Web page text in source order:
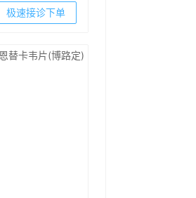
极速接诊下单